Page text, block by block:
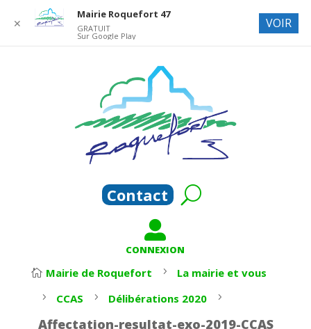
Contact

CONNEXION
 Mairie de Roquefort 5 La mairie et vous
5 CCAS 5 Délibérations 2020 5
Affectation-resultat-exo-2019-CCAS
✕
Mairie Roquefort 47
GRATUIT
Sur Google Play
VOIR